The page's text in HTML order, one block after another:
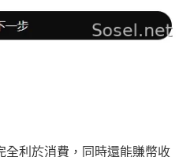
全利於消費，同時還能賺幣收